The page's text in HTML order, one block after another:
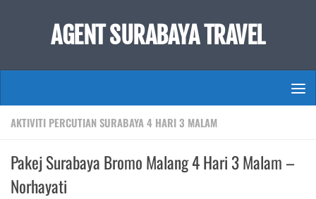
Skip to content
AGENT SURABAYA TRAVEL
AKTIVITI PERCUTIAN SURABAYA 4 HARI 3 MALAM
Pakej Surabaya Bromo Malang 4 Hari 3 Malam –
Norhayati